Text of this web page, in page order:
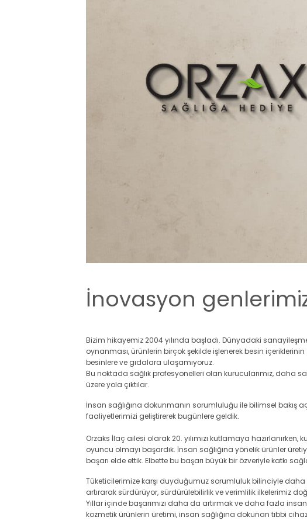
İnovasyon
Bizim hikayemiz 2004 yılında başladı. Dünyadaki
oynanması, ürünlerin birçok şekilde işlenerek besin
besinlere ve gıdalara ulaşamıyoruz.
Bu noktada sağlık profesyonelleri olan kurucularımız, daha
üzere yola çıktılar.
İnsan sağlığına dokunmanın sorumluluğu ile bilimsel bakış
faaliyetlerimizi geliştirerek bugünlere geldik.
Orzaks İlaç ailesi olarak 20. yılımızı kutlamaya
oyuncu olmayı başardık. İnsan sağlığına yönelik ürünler
başarı elde ettik. Elbette bu başarı büyük bir özveriyle katkı
Tüketicilerimize karşı duyduğumuz sorumluluk bilinciyle daha
artırarak sürdürüyor, sürdürülebilirlik ve verimlilik ilkelerimiz
Yıllar içinde başarımızı daha da artırmak ve daha fazla
kozmetik ürünlerin üretimi, insan sağlığına dokunan tıbbi